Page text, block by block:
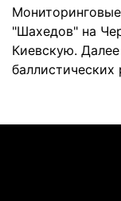
"Шахедов" на
Киевскую.